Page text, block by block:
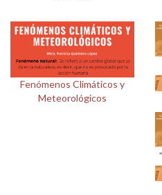
Alumni
Visitantes
Fenómenos Climáticos y
Meteorológicos